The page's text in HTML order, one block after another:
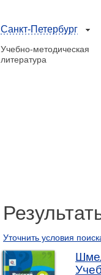
Санкт-Петербург
Учебно-методическая
литература
Уточнить условия